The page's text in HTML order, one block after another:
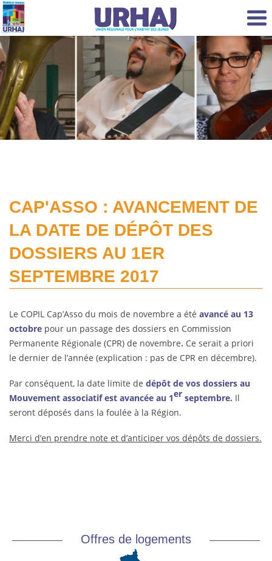
Aller au contenu principal
CAP'ASSO : AVANCEMENT DE
LA DATE DE DÉPÔT DES
DOSSIERS AU 1ER
SEPTEMBRE 2017
Le COPIL Cap’Asso du mois de novembre a été avancé au 13
octobre pour un passage des dossiers en Commission
Permanente Régionale (CPR) de novembre. Ce serait a priori
le dernier de l’année (explication : pas de CPR en décembre).
Par conséquent, la date limite de dépôt de vos dossiers au
Mouvement associatif est avancée au 1er septembre. Il
seront déposés dans la foulée à la Région.
Merci d’en prendre note et d’anticiper vos dépôts de dossiers.
Offres de logements